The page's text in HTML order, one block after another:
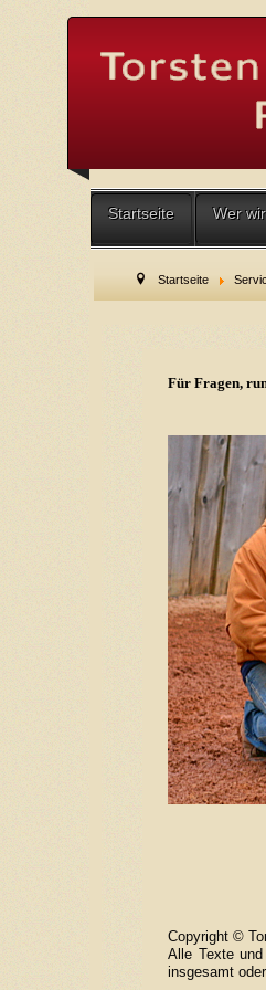
Startseite Wer
Startseite
Für Fragen,
Copyright ©
Alle Texte
insgesamt